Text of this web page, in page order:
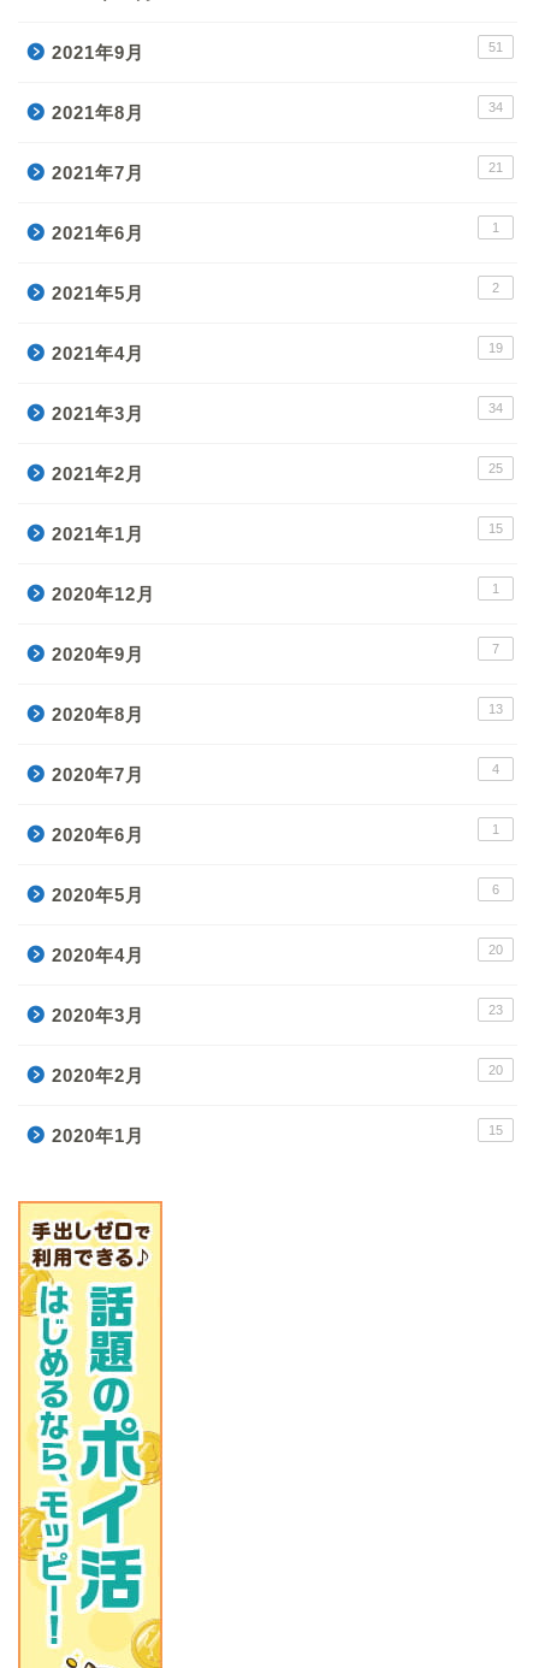
2021年9月 51
2021年8月 34
2021年7月 21
2021年6月 1
2021年5月 2
2021年4月 19
2021年3月 34
2021年2月 25
2021年1月 15
2020年12月 1
2020年9月 7
2020年8月 13
2020年7月 4
2020年6月 1
2020年5月 6
2020年4月 20
2020年3月 23
2020年2月 20
2020年1月 15